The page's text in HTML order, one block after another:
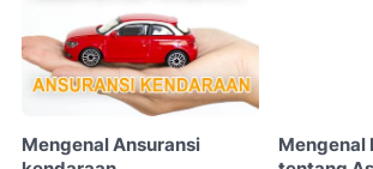
Mengenal Ansuransi
Mengenal